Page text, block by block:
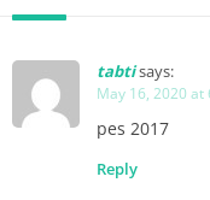
tabtisays:
May 16, 2020 at
pes 2017
Reply